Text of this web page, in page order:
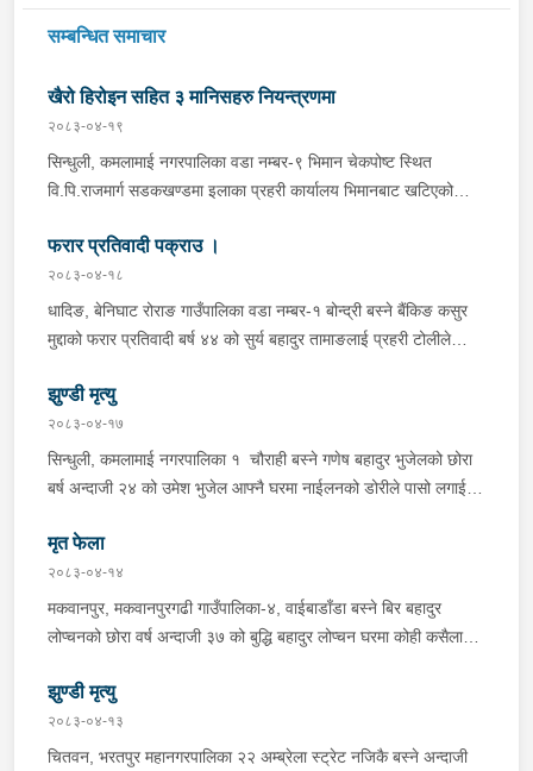
सम्बन्धित समाचार
खैरो हिरोइन सहित ३ मानिसहरु नियन्त्रणमा
२०८३-०४-१९
सिन्धुली, कमलामाई नगरपालिका वडा नम्बर-९ भिमान चेकपोष्ट स्थित
वि.पि.राजमार्ग सडकखण्डमा इलाका प्रहरी कार्यालय भिमानबाट खटिएको
बर्दिवासको संयुक्त टोलीले मोरङबाट काठमाण्डौ तर्फ जाँदै गरेको चालक
सिन्धुली कमलामाई नगरपालिका वडा नम्बर- १२ बस्ने बर्ष अन्दाजी-२९ को
चन्द्र बहादुर माझीले चलाएको म.प्र. व०४-००१ ज ००८६ नं. को
यात्रुबाहक E.V. हायसमा सवार जिल्ला सिराह मिर्चैया नगरपालिका-५ बस्ने
ल्याएको तरकारीको बोरा भित्र डब्बामा प्लास्टिकले पोका पारी लुकाई छिपाई
ल्याएको लागु औषध खैरो हिरोइन जस्तो देखिने गिलो पदार्थ ४५.१९० फेला
पारी नियन्त्रणमा लिई सोधपुछ गर्दा पछाडी मोटरसाइकलमा सवार चालक
अभिषेक कुमार साह र सवार राहुल कुमार मण्डलले उक्त सामान दिई पठाएको
भनि खुल्न आएको हुँदा मोटरसाइकल सहित निजहरुलाई नियन्त्रणमा लिई थप
अनुसन्धान कार्य भईरहेको ।
फरार प्रतिवादी पक्राउ ।
२०८३-०४-१८
धादिङ, बेनिघाट रोराङ गाउँपालिका वडा नम्बर-१ बोन्द्री बस्ने बैंकिङ कसुर
मुद्दाको फरार प्रतिवादी बर्ष ४४ को सुर्य बहादुर तामाङलाई प्रहरी टोलीले
झुण्डी मृत्यु
२०८३-०४-१७
सिन्धुली, कमलामाई नगरपालिका १ चौराही बस्ने गणेष बहादुर भुजेलको छोरा
बर्ष अन्दाजी २४ को उमेश भुजेल आफ्नै घरमा नाईलनको डोरीले पासो लगाई
घटनास्थलमा मुचुल्का सहित थप अनुसन्धान कार्य भइरहेको ।
मृत फेला
२०८३-०४-१४
मकवानपुर, मकवानपुरगढी गाउँपालिका-४, वाईबाडाँडा बस्ने बिर बहादुर
लोप्चनको छोरा वर्ष अन्दाजी ३७ को बुद्धि बहादुर लोप्चन घरमा कोही कसैलाई
मिति २०८३।०४।१४ गते सोहि स्थित कुसुमटार खोल्सामा घोप्टो परी मृत
अवस्थामा फेला परेको । यस घटना सम्बन्धमा थप अनुसन्धान कार्य भईरहेको
छ ।
झुण्डी मृत्यु
२०८३-०४-१३
चितवन, भरतपुर महानगरपालिका २२ अम्ब्रेला स्ट्रेट नजिकै बस्ने अन्दाजी